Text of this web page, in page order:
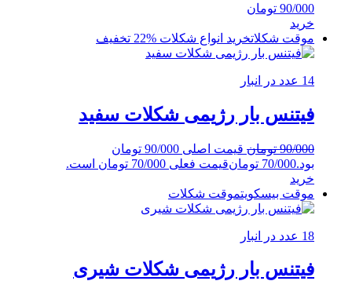
90/000 تومان
خرید
موقت شکلاتخرید انواع شکلات %22 تخفیف
14 عدد در انبار
فیتنس بار رژیمی شکلات سفید
90/000 تومان
قیمت اصلی 90/000 تومان
بود.70/000 تومانقیمت فعلی 70/000 تومان است.
خرید
موقت بیسکویتموقت شکلات
18 عدد در انبار
فیتنس بار رژیمی شکلات شیری